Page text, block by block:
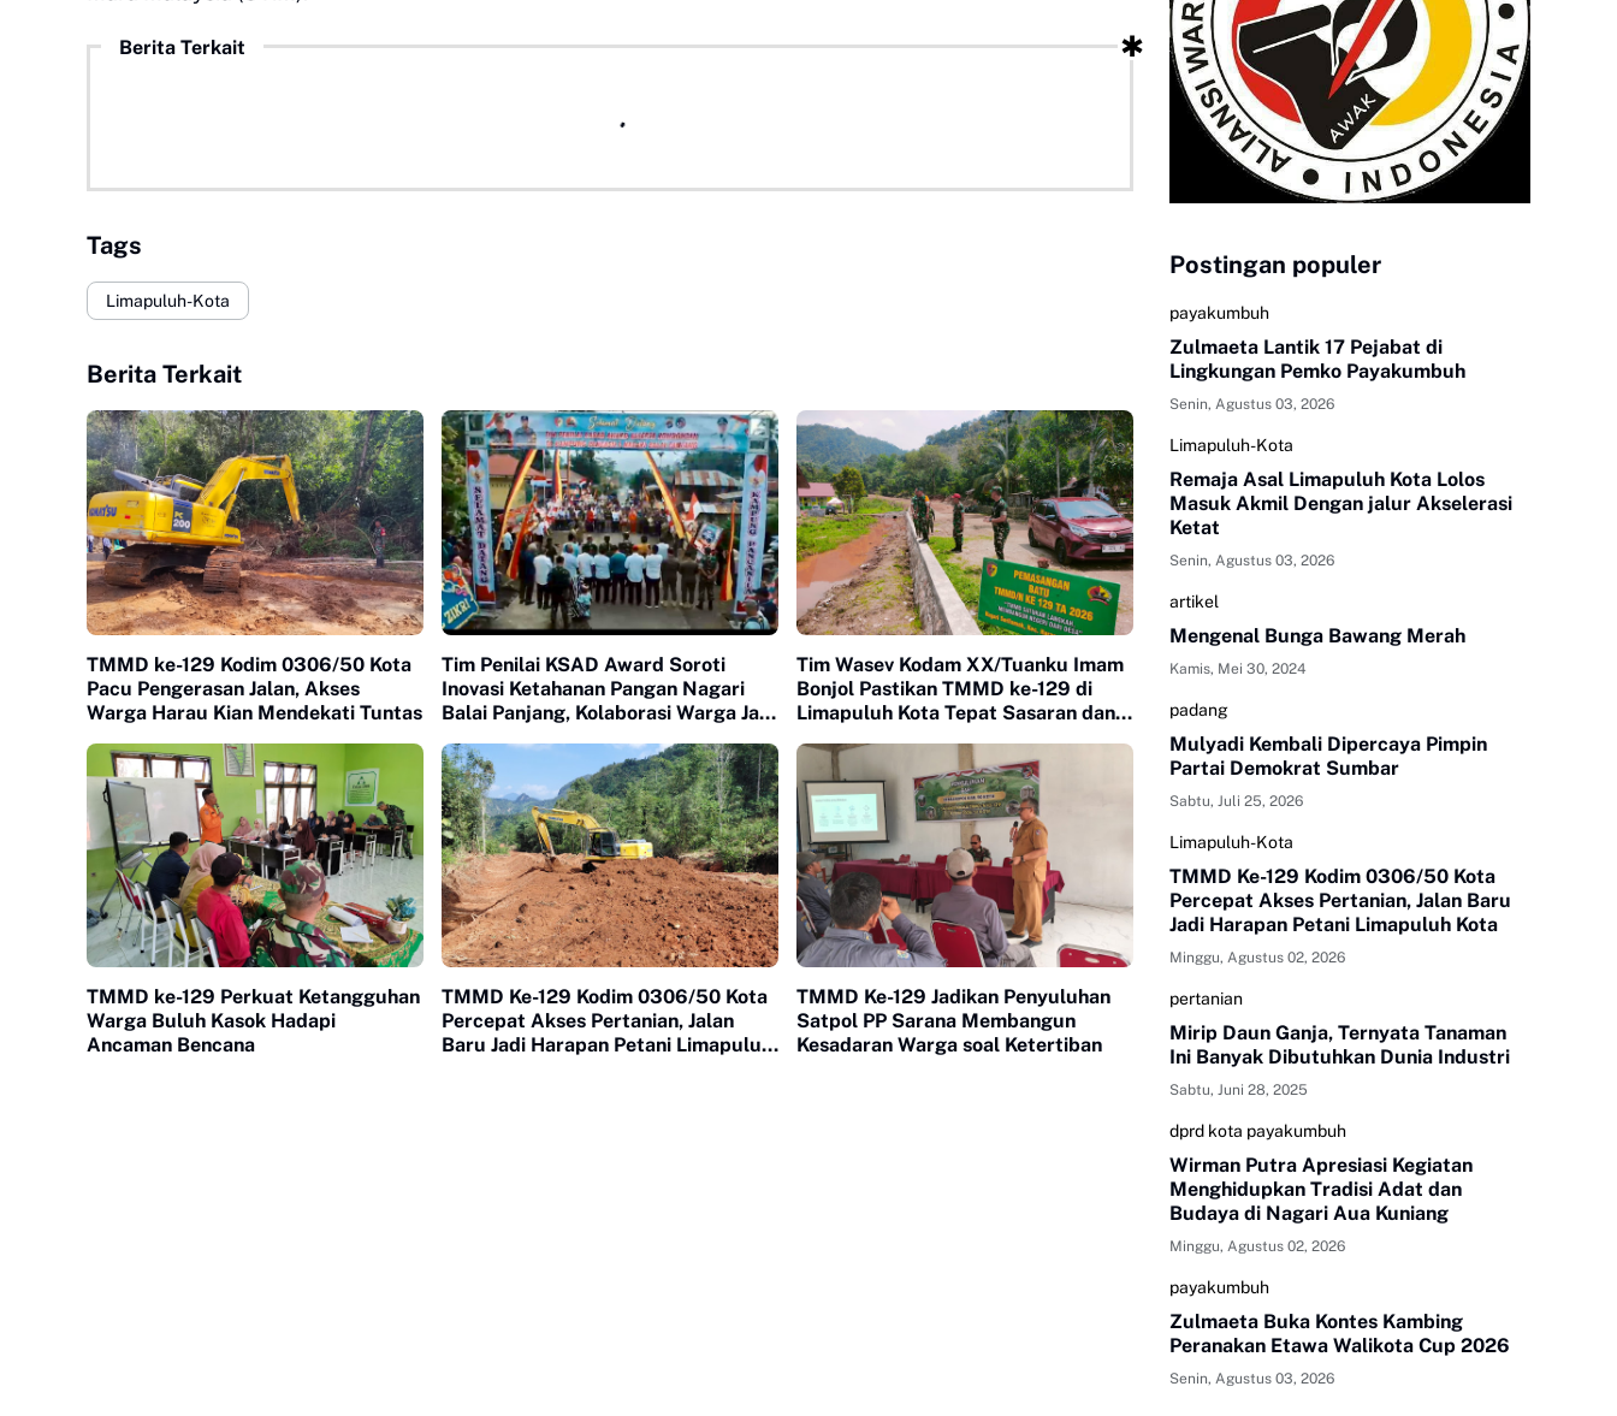
Berita Terkait
Tags
Limapuluh-Kota
Berita Terkait
TMMD ke-129 Kodim 0306/50 Kota
Pacu Pengerasan Jalan, Akses
Warga Harau Kian Mendekati Tuntas
Tim Penilai KSAD Award Soroti
Inovasi Ketahanan Pangan Nagari
Balai Panjang, Kolaborasi Warga Jadi
Tim Wasev Kodam XX/Tuanku Imam
Bonjol Pastikan TMMD ke-129 di
Limapuluh Kota Tepat Sasaran dan
TMMD ke-129 Perkuat Ketangguhan
Warga Buluh Kasok Hadapi
Ancaman Bencana
TMMD Ke-129 Kodim 0306/50 Kota
Percepat Akses Pertanian, Jalan
Baru Jadi Harapan Petani Limapuluh
TMMD Ke-129 Jadikan Penyuluhan
Satpol PP Sarana Membangun
Kesadaran Warga soal Ketertiban
Postingan populer
payakumbuh
Zulmaeta Lantik 17 Pejabat di
Lingkungan Pemko Payakumbuh
Senin, Agustus 03, 2026
Limapuluh-Kota
Remaja Asal Limapuluh Kota Lolos
Masuk Akmil Dengan jalur Akselerasi
Ketat
Senin, Agustus 03, 2026
artikel
Mengenal Bunga Bawang Merah
Kamis, Mei 30, 2024
padang
Mulyadi Kembali Dipercaya Pimpin
Partai Demokrat Sumbar
Sabtu, Juli 25, 2026
Limapuluh-Kota
TMMD Ke-129 Kodim 0306/50 Kota
Percepat Akses Pertanian, Jalan Baru
Jadi Harapan Petani Limapuluh Kota
Minggu, Agustus 02, 2026
pertanian
Mirip Daun Ganja, Ternyata Tanaman
Ini Banyak Dibutuhkan Dunia Industri
Sabtu, Juni 28, 2025
dprd kota payakumbuh
Wirman Putra Apresiasi Kegiatan
Menghidupkan Tradisi Adat dan
Budaya di Nagari Aua Kuniang
Minggu, Agustus 02, 2026
payakumbuh
Zulmaeta Buka Kontes Kambing
Peranakan Etawa Walikota Cup 2026
Senin, Agustus 03, 2026